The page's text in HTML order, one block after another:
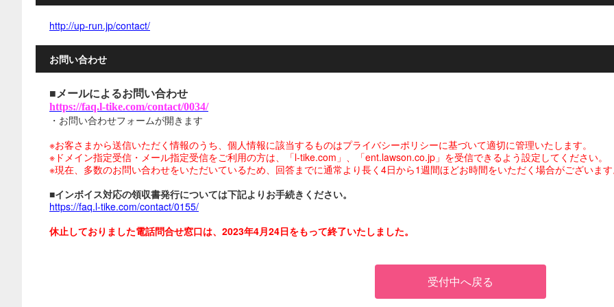
http://up-run.jp/contact/
お問い合わせ
■メールによるお問い合わせ
https://faq.l-tike.com/contact/0034/
・お問い合わせフォームが開きます
※お客さまから送信いただく情報のうち、個人情報に該当するものはプライバシーポリシーに基づいて適切に管理いたします。
※ドメイン指定受信・メール指定受信をご利用の方は、「l-tike.com」、「ent.lawson.co.jp」を受信できるよう設定してください。
※現在、多数のお問い合わせをいただいているため、回答までに通常より長く4日から1週間ほどお時間をいただく場合がございま
■インボイス対応の領収書発行については下記よりお手続きください。
https://faq.l-tike.com/contact/0155/
休止しておりました電話問合せ窓口は、2023年4月24日をもって終了いたしました。
受付中へ戻る